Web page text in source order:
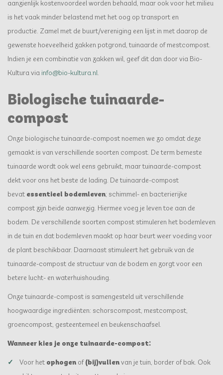
aanzienlijk kostenvoordeel worden behaald, maar ook voor het milieu
is het vaak minder belastend met het oog op transport en
productie. Zamel met de buurt/vereniging een lijst in met daarop de
gewenste hoeveelheid zakken potgrond, tuinaarde of mestcompost.
Indien je een combinatie van zakken wil, geef dit dan door via Bio-
Kultura via info@bio-kultura.nl.
Biologische tuinaarde-
compost
Onze biologische tuinaarde-compost noemen we zo omdat deze
gemaakt is van verschillende soorten compost. De term bemeste
tuinaarde wordt ook wel eens gebruikt, maar tuinaarde-compost
dekt voor ons het beste de lading. De tuinaarde-compost
bevat essentieel bodemleven; schimmel- en bacterierijke
compost zijn beide aanwezig. Hiermee voeg je leven toe aan de
bodem. De verschillende soorten compost stimuleren het bodemleven
in de tuin en dat bodemleven maakt op haar beurt weer voeding voor
de plant beschikbaar. Daarnaast stimuleert het gebruik van de
tuinaarde-compost de structuur van de bodem en zorgt voor een
betere lucht- en waterhuishouding.
Onze tuinaarde-compost is samengesteld uit verschillende
hoogwaardige ingrediënten: schorscompost, mestcompost,
groencompost, gesteentemeel en beukenschaafsel.
Wanneer kies je onze tuinaarde-compost:
Voor het ophogen of(bij)vullenvan je tuin, border of bak. Ook